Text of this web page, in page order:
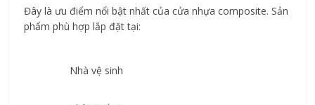
Đây là ưu điểm nổi bật nhất của cửa nhựa composite. Sản
phẩm phù hợp lắp đặt tại:
Nhà vệ sinh